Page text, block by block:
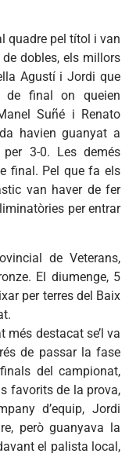
quadre pel títol i van
dobles, els millors
Agustí i Jordi que
de final on queien
Suñé i Renato
havien guanyat a
3-0. Les demés
final. Pel que fa els
van haver de fer
per entrar
de Veterans,
El diumenge, 5
per terres del Baix
més destacat se’l va
de passar la fase
del campionat,
favorits de la prova,
d’equip, Jordi
però guanyava la
el palista local,